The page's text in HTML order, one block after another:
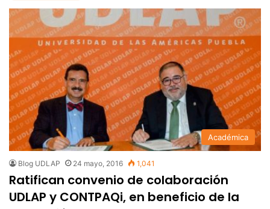
Académica
Blog UDLAP 24 mayo, 2016 1,041
Ratifican convenio de colaboración
UDLAP y CONTPAQi, en beneficio de la